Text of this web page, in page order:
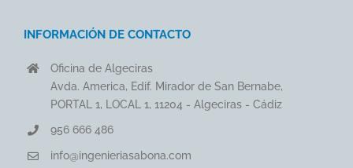
INFORMACIÓN DE CONTACTO
Oficina de Algeciras
Avda. America, Edif. Mirador de San Bernabe,
PORTAL 1, LOCAL 1, 11204 - Algeciras - Cádiz
956 666 486
info@ingenieriasabona.com